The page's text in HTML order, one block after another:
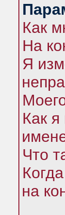
Как
На
Я
Как
Что
на